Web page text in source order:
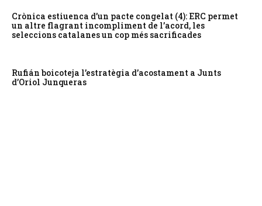
Crònica estiuenca d’un pacte congelat (4): ERC permet
un altre flagrant incompliment de l’acord, les
seleccions catalanes un cop més sacrificades
Rufián boicoteja l’estratègia d’acostament a Junts
d’Oriol Junqueras